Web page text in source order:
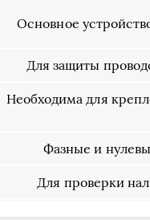
Основное
Для защиты
Необходима для
Фазные и
Для проверки